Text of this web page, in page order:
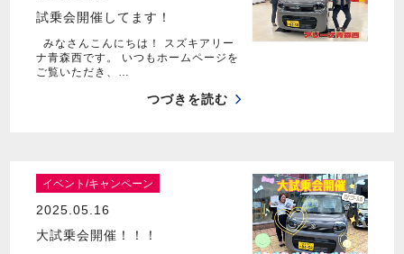
試乗会開催してます！
みなさんこんにちは！ スズキアリー
ナ青森西です。 いつもホームページを
ご覧いただき、…
つづきを読む
イベント/キャンペーン
2025.05.16
大試乗会開催！！！